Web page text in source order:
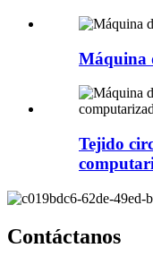
Máquina
Tejido
Contáctanos